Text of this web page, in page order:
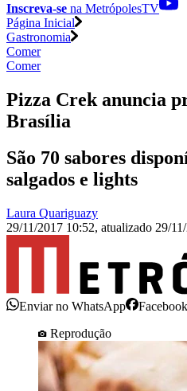
Inscreva-se na MetrópolesTV
Página Inicial
Gastronomia
Comer
Comer
Pizza Crek anuncia
Brasília
São 70 sabores
salgados e lights
Laura Quariguazy
29/11/2017 10:52, atualizado 29/
Enviar no WhatsApp Facebook
Reprodução